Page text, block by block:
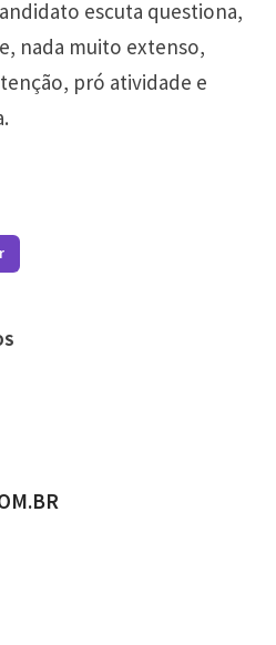
escuta questiona,
nada muito extenso,
pró atividade e